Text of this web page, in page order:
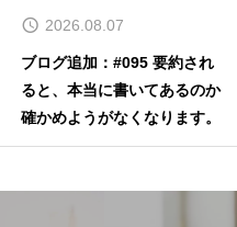
2026.08.07
ブログ追加：#095 要約され
ると、本当に書いてあるのか
確かめようがなくなります。